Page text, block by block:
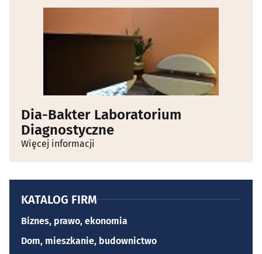
Dia-Bakter Laboratorium
Diagnostyczne
Więcej informacji
KATALOG FIRM
Biznes, prawo, ekonomia
Dom, mieszkanie, budownictwo